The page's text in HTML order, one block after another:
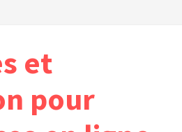
et
pour